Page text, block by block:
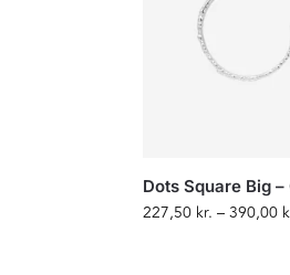
Dots Square Big
227,50 kr. –390,00